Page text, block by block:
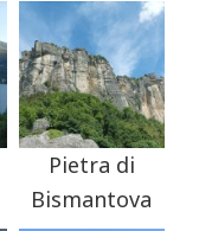
Pietra di
Bismantova